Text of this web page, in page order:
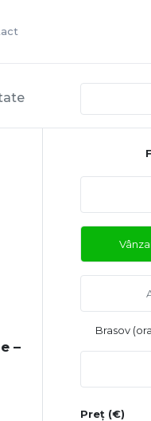
–
Brasov
Preț (€)